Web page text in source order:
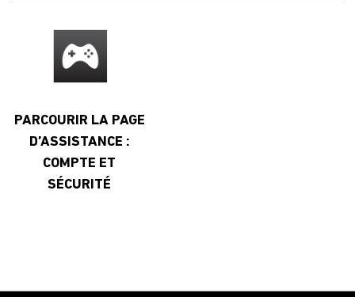
PARCOURIR LA PAGE
D’ASSISTANCE :
COMPTE ET
SÉCURITÉ